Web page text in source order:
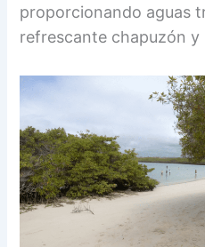
proporcionando aguas
refrescante chapuzón y